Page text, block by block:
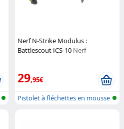
Nerf N-Strike Modulus :
Battlescout ICS-10 Nerf
29,95€
Pistolet à fléchettes en mousse